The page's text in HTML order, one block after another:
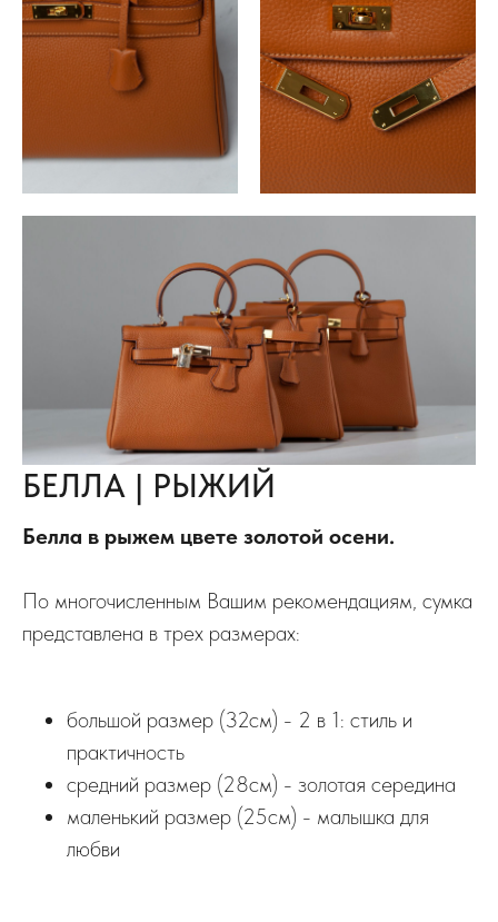
БЕЛЛА | РЫЖИЙ
Белла в рыжем цвете золотой осени.
По многочисленным Вашим рекомендациям, сумка
представлена в трех размерах:
большой размер (32см) - 2 в 1: стиль и
практичность
средний размер (28см) - золотая середина
маленький размер (25см) - малышка для
любви